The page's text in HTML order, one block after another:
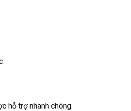
hỗ trợ nhanh chóng.